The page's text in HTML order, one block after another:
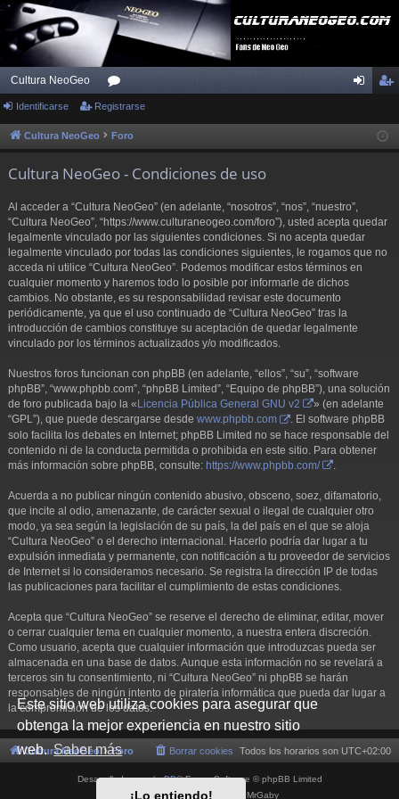
Este sitio web utiliza cookies para asegurar que
obtenga la mejor experiencia en nuestro sitio
web.Saber más
¡Lo entiendo!
Cultura NeoGeo
or
os
se
ist
Identificarse Registrarse
Cultura NeoGeo Foro
Cultura NeoGeo - Condiciones de uso
Al acceder a “Cultura NeoGeo” (en adelante, “nosotros”, “nos”, “nuestro”,
“Cultura NeoGeo”, “https://www.culturaneogeo.com/foro”), usted acepta quedar
legalmente vinculado por las siguientes condiciones. Si no acepta quedar
legalmente vinculado por todas las condiciones siguientes, le rogamos que no
acceda ni utilice “Cultura NeoGeo”. Podemos modificar estos términos en
cualquier momento y haremos todo lo posible por informarle de dichos
cambios. No obstante, es su responsabilidad revisar este documento
periódicamente, ya que el uso continuado de “Cultura NeoGeo” tras la
introducción de cambios constituye su aceptación de quedar legalmente
vinculado por los términos actualizados y/o modificados.
Nuestros foros funcionan con phpBB (en adelante, “ellos”, “su”, “software
phpBB”, “www.phpbb.com”, “phpBB Limited”, “Equipo de phpBB”), una solución
de foro publicada bajo la « Licencia Pública General GNU v2
» (en adelante
“GPL”), que puede descargarse desde www.phpbb.com
. El software phpBB
solo facilita los debates en Internet; phpBB Limited no se hace responsable del
contenido ni de la conducta permitida o prohibida en este sitio. Para obtener
más información sobre phpBB, consulte: https://www.phpbb.com/ .
Acuerda a no publicar ningún contenido abusivo, obsceno, soez, difamatorio,
que incite al odio, amenazante, de carácter sexual o ilegal de cualquier otro
modo, ya sea según la legislación de su país, la del país en el que se aloja
“Cultura NeoGeo” o el derecho internacional. Hacerlo podría dar lugar a tu
expulsión inmediata y permanente, con notificación a tu proveedor de servicios
de Internet si lo consideramos necesario. Se registra la dirección IP de todas
las publicaciones para facilitar el cumplimiento de estas condiciones.
Acepta que “Cultura NeoGeo” se reserve el derecho de eliminar, editar, mover
o cerrar cualquier tema en cualquier momento, a nuestra entera discreción.
Como usuario, acepta que cualquier información que introduzcas pueda ser
almacenada en una base de datos. Aunque esta información no se revelará a
terceros sin tu consentimiento, ni “Cultura NeoGeo” ni phpBB se harán
responsables de ningún intento de piratería informática que pueda dar lugar a
la compromisión de los datos.
Cultura NeoGeo Foro Todos los horarios son UTC+02:00
Borrar cookies
Desarrollado porphpBB® Forum Software © phpBB Limited
Style porArty- phpBB 3.3 por MrGaby